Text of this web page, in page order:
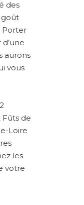
des
goût
Porter
aurons
vous
Fûts de
Loire
les
votre